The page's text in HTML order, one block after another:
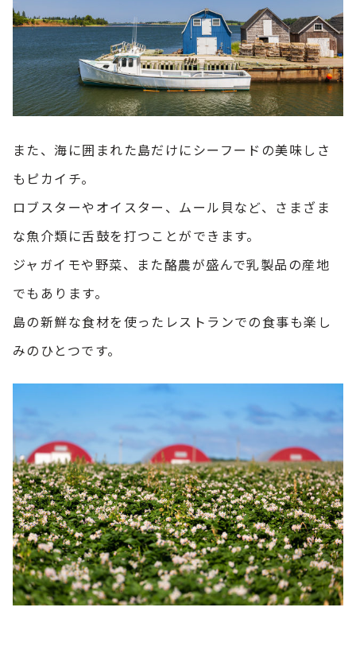
また、海に囲まれた島だけにシーフードの美味しさ
もピカイチ。
ロブスターやオイスター、ムール貝など、さまざま
な魚介類に舌鼓を打つことができます。
ジャガイモや野菜、また酪農が盛んで乳製品の産地
でもあります。
島の新鮮な食材を使ったレストランでの食事も楽し
みのひとつです。